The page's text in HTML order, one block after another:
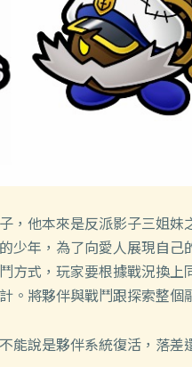
，他本來是反派影子三姐
少年，為了向愛人展現自
方式，玩家要根據戰況換
。將夥伴與戰鬥跟探索整個
能說是夥伴系統復活，落差